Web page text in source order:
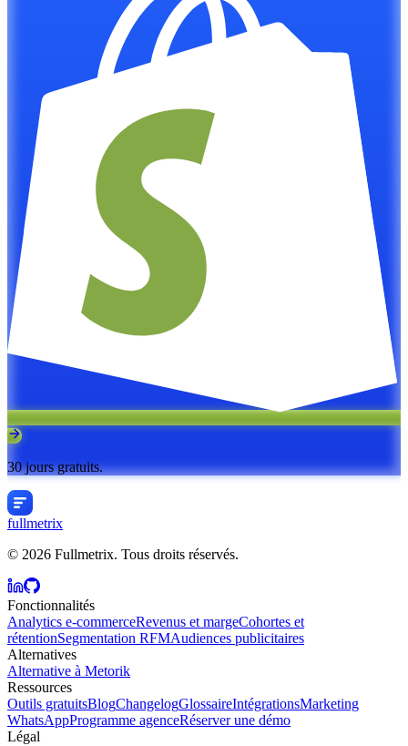
30 jours gratuits.
fullmetrix
© 2026 Fullmetrix. Tous droits réservés.
Fonctionnalités
Analytics e-commerceRevenus et margeCohortes et
rétentionSegmentation RFMAudiences publicitaires
Alternatives
Alternative à Metorik
Ressources
Outils gratuitsBlogChangelogGlossaireIntégrationsMarketing
WhatsAppProgramme agenceRéserver une démo
Légal